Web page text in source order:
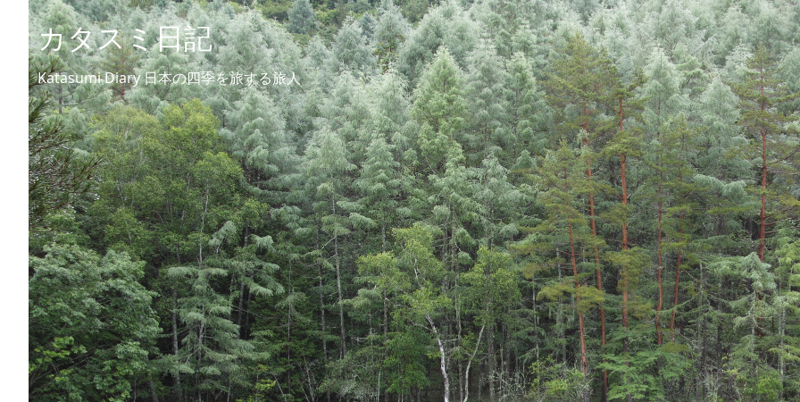
カタスミ日記
Katasumi Diary 日本の四季を旅する旅人